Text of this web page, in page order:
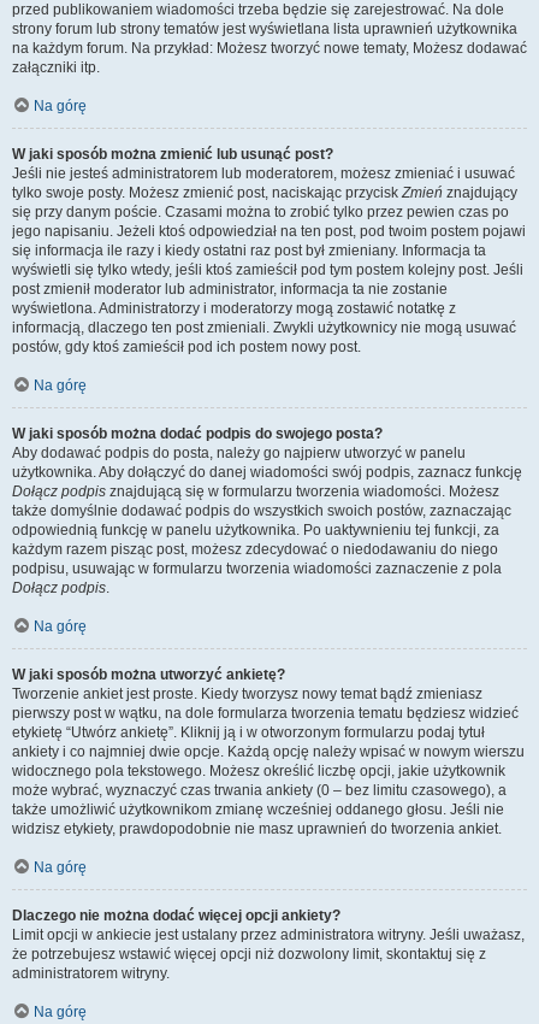
przed publikowaniem wiadomości trzeba będzie się zarejestrować. Na dole
strony forum lub strony tematów jest wyświetlana lista uprawnień użytkownika
na każdym forum. Na przykład: Możesz tworzyć nowe tematy, Możesz dodawać
załączniki itp.
Na górę
W jaki sposób można zmienić lub usunąć post?
Jeśli nie jesteś administratorem lub moderatorem, możesz zmieniać i usuwać
tylko swoje posty. Możesz zmienić post, naciskając przyciskZmień znajdujący
się przy danym poście. Czasami można to zrobić tylko przez pewien czas po
jego napisaniu. Jeżeli ktoś odpowiedział na ten post, pod twoim postem pojawi
się informacja ile razy i kiedy ostatni raz post był zmieniany. Informacja ta
wyświetli się tylko wtedy, jeśli ktoś zamieścił pod tym postem kolejny post. Jeśli
post zmienił moderator lub administrator, informacja ta nie zostanie
wyświetlona. Administratorzy i moderatorzy mogą zostawić notatkę z
informacją, dlaczego ten post zmieniali. Zwykli użytkownicy nie mogą usuwać
postów, gdy ktoś zamieścił pod ich postem nowy post.
Na górę
W jaki sposób można dodać podpis do swojego posta?
Aby dodawać podpis do posta, należy go najpierw utworzyć w panelu
użytkownika. Aby dołączyć do danej wiadomości swój podpis, zaznacz funkcję
Dołącz podpis znajdującą się w formularzu tworzenia wiadomości. Możesz
także domyślnie dodawać podpis do wszystkich swoich postów, zaznaczając
odpowiednią funkcję w panelu użytkownika. Po uaktywnieniu tej funkcji, za
każdym razem pisząc post, możesz zdecydować o niedodawaniu do niego
podpisu, usuwając w formularzu tworzenia wiadomości zaznaczenie z pola
Dołącz podpis.
Na górę
W jaki sposób można utworzyć ankietę?
Tworzenie ankiet jest proste. Kiedy tworzysz nowy temat bądź zmieniasz
pierwszy post w wątku, na dole formularza tworzenia tematu będziesz widzieć
etykietę “Utwórz ankietę”. Kliknij ją i w otworzonym formularzu podaj tytuł
ankiety i co najmniej dwie opcje. Każdą opcję należy wpisać w nowym wierszu
widocznego pola tekstowego. Możesz określić liczbę opcji, jakie użytkownik
może wybrać, wyznaczyć czas trwania ankiety (0 – bez limitu czasowego), a
także umożliwić użytkownikom zmianę wcześniej oddanego głosu. Jeśli nie
widzisz etykiety, prawdopodobnie nie masz uprawnień do tworzenia ankiet.
Na górę
Dlaczego nie można dodać więcej opcji ankiety?
Limit opcji w ankiecie jest ustalany przez administratora witryny. Jeśli uważasz,
że potrzebujesz wstawić więcej opcji niż dozwolony limit, skontaktuj się z
administratorem witryny.
Na górę